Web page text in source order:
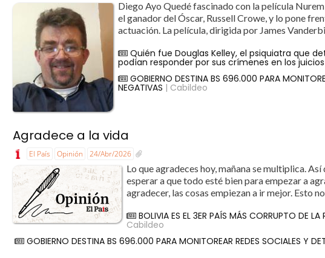
Diego Ayo Quedé fascinado con la película
el ganador del Óscar, Russell Crowe, y lo pone
actuación. La película, dirigida por James
Quién fue Douglas Kelley, el psiquiatra que
podían responder por sus crímenes en los
GOBIERNO DESTINA BS 696.000 PARA
NEGATIVAS | Cabildeo
Agradece a la vida
El País Opinión 24/Abr/2026
Lo que agradeces hoy, mañana se multiplica.
esperar a que todo esté bien para empezar a
agradecer, las cosas empiezan a ir mejor. Esto
BOLIVIA ES EL 3ER PAÍS MÁS CORRUPTO DE
Cabildeo
GOBIERNO DESTINA BS 696.000 PARA MONITOREAR REDES SOCIALES Y